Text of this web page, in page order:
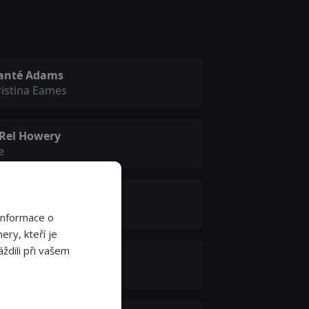
Adams
Eames
Howery
Holness
B. Vance
o
kteří je
při vašem